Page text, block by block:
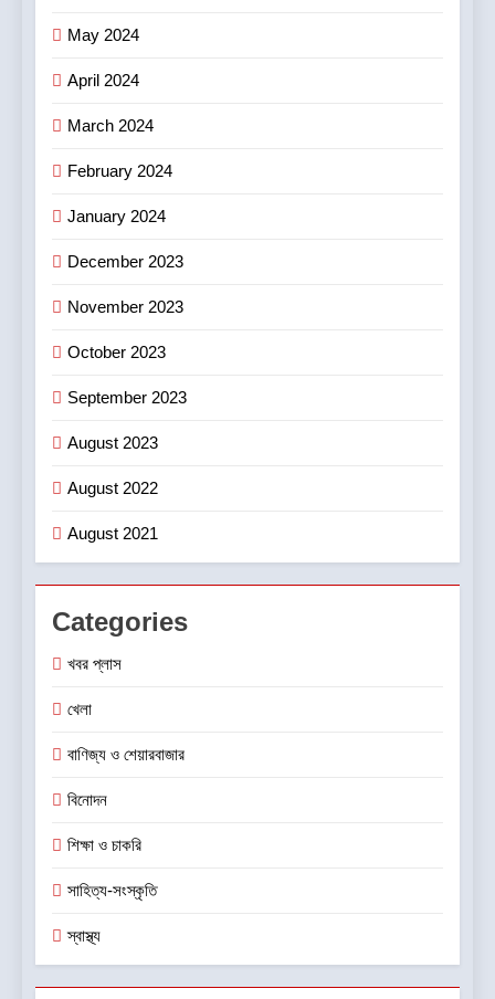
May 2024
April 2024
March 2024
February 2024
January 2024
December 2023
November 2023
October 2023
September 2023
August 2023
August 2022
August 2021
Categories
খবর প্লাস
খেলা
বাণিজ্য ও শেয়ারবাজার
বিনোদন
শিক্ষা ও চাকরি
সাহিত্য-সংস্কৃতি
স্বাস্থ্য